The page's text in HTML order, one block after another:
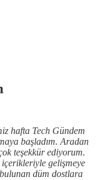
hafta Tech Gündem
başladım. Aradan
teşekkür ediyorum.
içerikleriyle gelişmeye
düm dostlara